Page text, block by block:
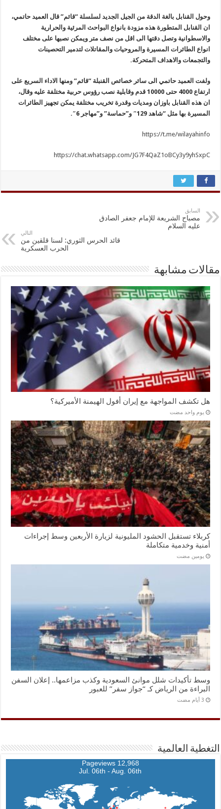
وحول القنابل بالغة الدقة من الجيل الجديد لسلسلة “قائم” قال العميد حاتمي،
ان القنابل المتطورة هذه مزودة بانواع البواحث المرئية والحرارية
والاسطوانية وتصل دقتها الى اقل من نصف متر ويمكن نصبها على مختلف
انواع الطائرات المسيرة والمروحيات والمقاتلات لتدمير التحصينات
والتجمعات والاهداف المتحركة.
ولفت العميد حاتمي الى سائر خصائص القنبلة “قائم” ومنها الاداء السريع على
ارتفاع 4000 حتى 10000 قدم وقابلية نصب رؤوس حربية مختلفة عليه وقال،
ان هذه القنابل باوزان ومديات وقدرة تخريب مختلفة يمكن تجهيز الطائرات
المسيرة بها مثل “شاهد 129″ و”حماسة” و”مهاجر 6″.
https://t.me/wilayahinfo
https://chat.whatsapp.com/JG7F4QaZ1oBCy3y9yhSxpC
السابق
مصباح الشريعة للإمام جعفر الصادق
عليه السلام
التالي
قائد الحرس الثوري: لسنا قلقين من
الحرب العسكرية
مقالات مشابهة
هل تكشف المواجهة مع إيران أفول الهيمنة الأميركية؟
‏يوم واحد مضت
كربلاء تستقبل الحشود المليونية لزيارة الأربعين وسط إجراءات
أمنية وخدمية متكاملة
‏يومين مضت
وسط تأكيدات شلل موانئ السعودية وكذب مزاعمها.. إعلان السفن
البراءة من الرياض كـ “جواز سفر” للعبور
التغطية العالمية
12,968 Pageviews
Jul. 06th - Aug. 06th